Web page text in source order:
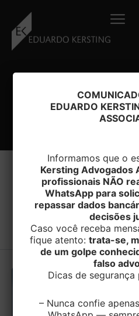
conteúdo
#redação
EDUARDO
Informamos que o
Kersting Advogados
profissionais NÃO
WhatsApp para
repassar dados
decisões
Caso você receba
fique atento: trata-se,
de um golpe
falso
Dicas de
– Nunca confie